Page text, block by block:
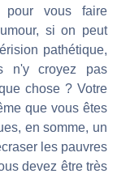
pour vous faire
si on peut
pathétique,
n'y croyez pas
chose ? Votre
que vous êtes
en somme, un
les pauvres
devez être très